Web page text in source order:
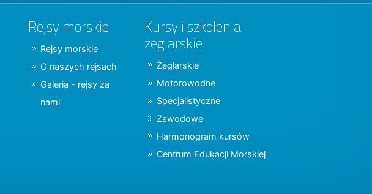
Rejsy morskie
Rejsy morskie
O naszych rejsach
Galeria - rejsy za
nami
Kursy i szkolenia
żeglarskie
Żeglarskie
Motorowodne
Specjalistyczne
Zawodowe
Harmonogram kursów
Centrum Edukacji Morskiej